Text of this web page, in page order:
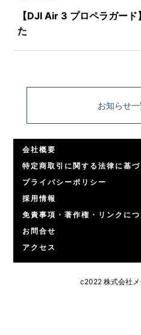
【DJI Air 3 プロペラガー
た
お知らせ
会社概要
特定商取引に関する法律に基
プライバシーポリシー
採用情報
免責事項・著作権・リンクにつ
お問合せ
アクセス
c2022 株式会社